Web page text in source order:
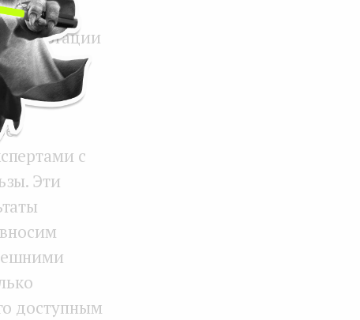
с
Эти
доступным